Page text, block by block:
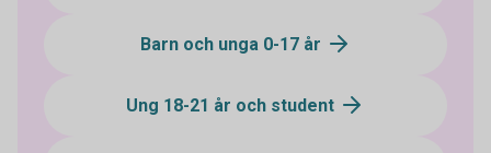
Barn och unga 0-17 år
Ung 18-21 år och student